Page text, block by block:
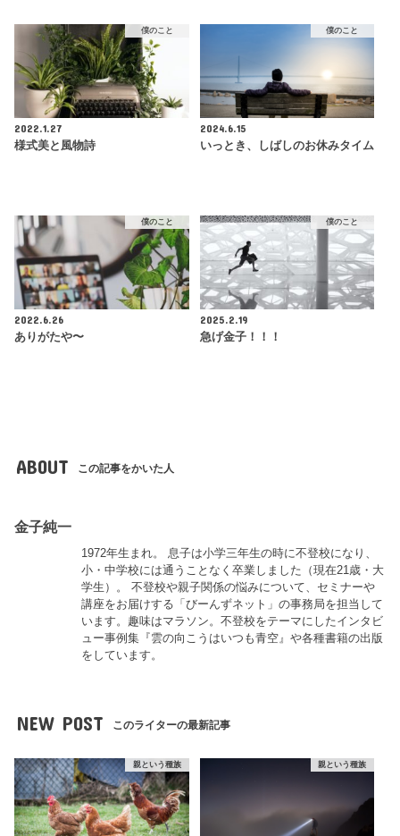
僕のこと
2022.1.27
様式美と風物詩
僕のこと
2024.6.15
いっとき、しばしのお休みタイム
僕のこと
2022.6.26
ありがたや〜
僕のこと
2025.2.19
急げ金子！！！
ABOUT この記事をかいた人
金子純一
1972年生まれ。 息子は小学三年生の時に不登校になり、
小・中学校には通うことなく卒業しました（現在21歳・大
学生）。 不登校や親子関係の悩みについて、セミナーや
講座をお届けする「びーんずネット」の事務局を担当して
います。趣味はマラソン。不登校をテーマにしたインタビ
ュー事例集『雲の向こうはいつも青空』や各種書籍の出版
をしています。
NEW POST このライターの最新記事
親という種族 親という種族